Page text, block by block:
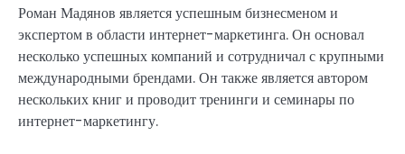
Роман Мадянов является успешным бизнесменом и
экспертом в области интернет-маркетинга. Он основал
несколько успешных компаний и сотрудничал с крупными
международными брендами. Он также является автором
нескольких книг и проводит тренинги и семинары по
интернет-маркетингу.